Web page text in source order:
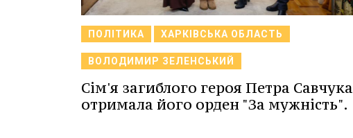
ПОЛІТИКА ХАРКІВСЬКА ОБЛАСТЬ
ВОЛОДИМИР ЗЕЛЕНСЬКИЙ
Сім'я загиблого героя Петра Савчука
отримала його орден "За мужність".